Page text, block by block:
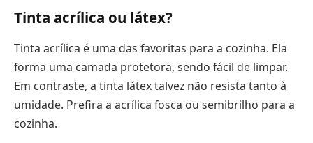
Tinta acrílica ou látex?
Tinta acrílica é uma das favoritas para a cozinha. Ela
forma uma camada protetora, sendo fácil de limpar.
Em contraste, a tinta látex talvez não resista tanto à
umidade. Prefira a acrílica fosca ou semibrilho para a
cozinha.